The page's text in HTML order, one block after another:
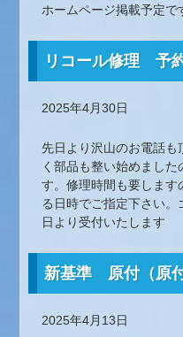
ホームページ掲載予定で
リコール修理 予
2025年4月30日
先日より沢山のお電話
く部品も整い始めまし
す。修理時間も要します
る日時でご指定下さい
日より受付いたします
新基準 原付（原
2025年4月13日